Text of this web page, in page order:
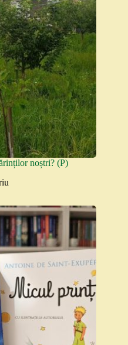
noștri? (P)